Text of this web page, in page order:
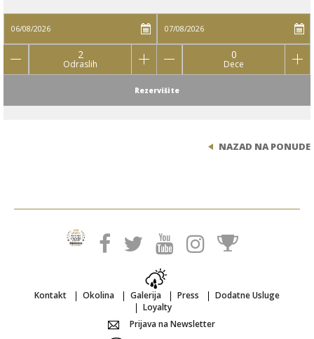
2
Odraslih
0
Dece
Rezervišite
NAZAD NA PONUDE
Kontakt Okolina Galerija Press
Dodatne Usluge
Loyalty
Prijava na Newsletter